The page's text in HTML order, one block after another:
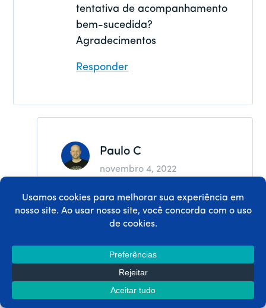
tentativa de acompanhamento
bem-sucedida?
Agradecimentos
Responder
Paulo C
novembro 4, 2022
Oi James, normalmente a
renovação é feita no dia
programado do mês.
Responder